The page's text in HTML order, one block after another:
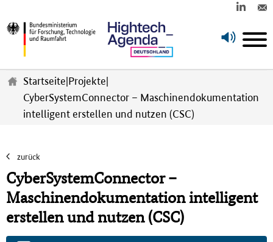
Startseite Projekte
CyberSystemConnector – Maschinendokumentation
intelligent erstellen und nutzen (CSC)
zurück
CyberSystemConnector –
Maschinendokumentation intelligent
erstellen und nutzen (CSC)